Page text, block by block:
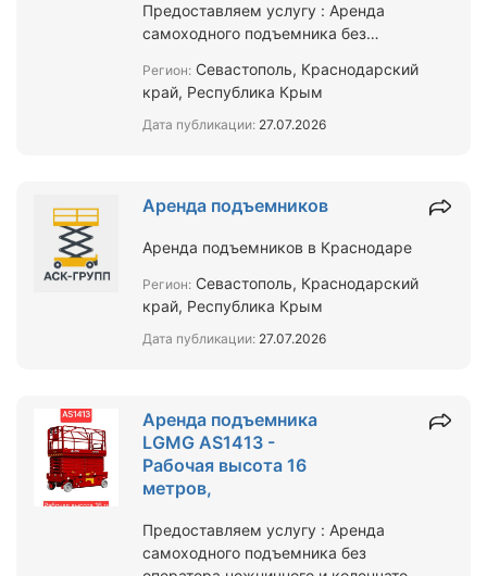
Предоставляем услугу : Аренда
самоходного подъемника без
типа с дизельным и электрич…
Регион: Севастополь, Краснодарский
край, Республика Крым
Дата публикации: 27.07.2026
Аренда подъемников
Аренда подъемников в Краснодаре
Регион: Севастополь, Краснодарский
край, Республика Крым
Дата публикации: 27.07.2026
Аренда подъемника
LGMG AS1413 -
Рабочая высота 16
метров,
Предоставляем услугу : Аренда
самоходного подъемника без